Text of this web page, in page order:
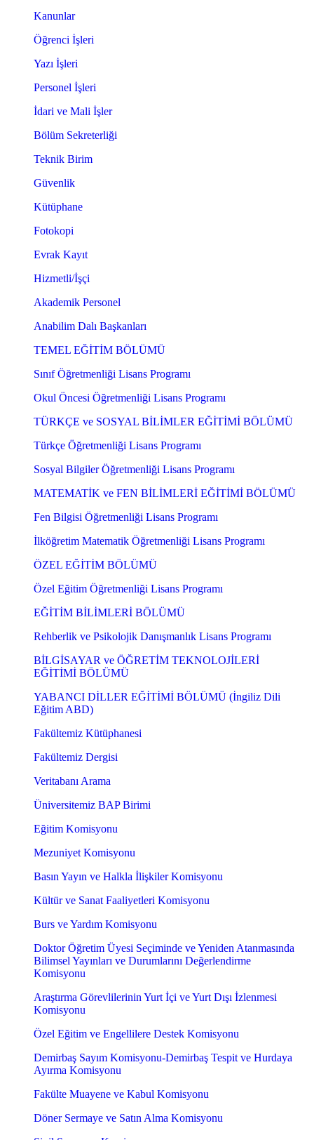
Kanunlar
Öğrenci İşleri
Yazı İşleri
Personel İşleri
İdari ve Mali İşler
Bölüm Sekreterliği
Teknik Birim
Güvenlik
Kütüphane
Fotokopi
Evrak Kayıt
Hizmetli/İşçi
Akademik Personel
Anabilim Dalı Başkanları
TEMEL EĞİTİM BÖLÜMÜ
Sınıf Öğretmenliği Lisans Programı
Okul Öncesi Öğretmenliği Lisans Programı
TÜRKÇE ve SOSYAL BİLİMLER EĞİTİMİ BÖLÜMÜ
Türkçe Öğretmenliği Lisans Programı
Sosyal Bilgiler Öğretmenliği Lisans Programı
MATEMATİK ve FEN BİLİMLERİ EĞİTİMİ BÖLÜMÜ
Fen Bilgisi Öğretmenliği Lisans Programı
İlköğretim Matematik Öğretmenliği Lisans Programı
ÖZEL EĞİTİM BÖLÜMÜ
Özel Eğitim Öğretmenliği Lisans Programı
EĞİTİM BİLİMLERİ BÖLÜMÜ
Rehberlik ve Psikolojik Danışmanlık Lisans Programı
BİLGİSAYAR ve ÖĞRETİM TEKNOLOJİLERİ
EĞİTİMİ BÖLÜMÜ
YABANCI DİLLER EĞİTİMİ BÖLÜMÜ (İngiliz Dili
Eğitim ABD)
Fakültemiz Kütüphanesi
Fakültemiz Dergisi
Veritabanı Arama
Üniversitemiz BAP Birimi
Eğitim Komisyonu
Mezuniyet Komisyonu
Basın Yayın ve Halkla İlişkiler Komisyonu
Kültür ve Sanat Faaliyetleri Komisyonu
Burs ve Yardım Komisyonu
Doktor Öğretim Üyesi Seçiminde ve Yeniden Atanmasında
Bilimsel Yayınları ve Durumlarını Değerlendirme
Komisyonu
Araştırma Görevlilerinin Yurt İçi ve Yurt Dışı İzlenmesi
Komisyonu
Özel Eğitim ve Engellilere Destek Komisyonu
Demirbaş Sayım Komisyonu-Demirbaş Tespit ve Hurdaya
Ayırma Komisyonu
Fakülte Muayene ve Kabul Komisyonu
Döner Sermaye ve Satın Alma Komisyonu